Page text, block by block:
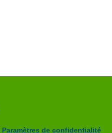
Paramètres de confidentialité